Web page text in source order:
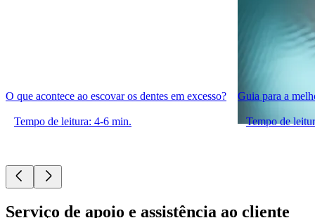
O que acontece ao escovar os dentes em excesso?
Tempo de leitura: 4-6 min.
Guia para a
Tempo de
Serviço de apoio e assistência ao cliente